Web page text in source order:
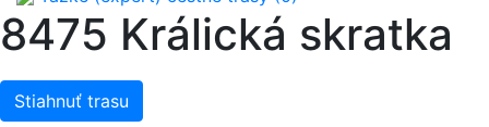
8475 Králická skratka
Stiahnuť trasu